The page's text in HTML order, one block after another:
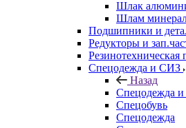
Шлак
Шлам
Подшипники и
Редукторы и
Резинотехническая
Спецодежда и СИЗ
Назад
Спецодежда
Спецобувь
Спецодежда